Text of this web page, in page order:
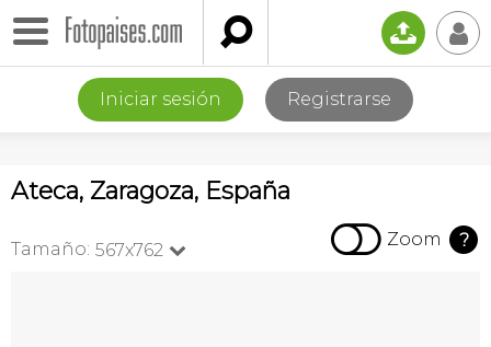
 📤 👤
Iniciar sesión Registrarse
Ateca, Zaragoza, España
Tamaño: 567x762   Zoom ?